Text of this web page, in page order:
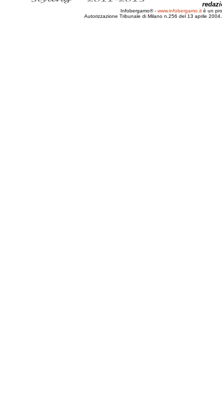
Infobergamo® - www.infobergamo.it è un
Autorizzazione Tribunale di Milano n.256 del 13 aprile